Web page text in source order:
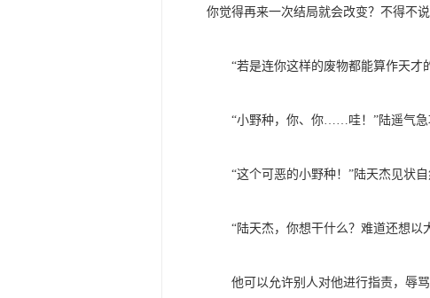
你觉得再来一次结局就会改变？不得不
“若是连你这样的废物都能算作天才
“小野种，你、你……哇！”陆遥气急
“这个可恶的小野种！”陆天杰见状
“陆天杰，你想干什么？难道还想以
他可以允许别人对他进行指责，辱